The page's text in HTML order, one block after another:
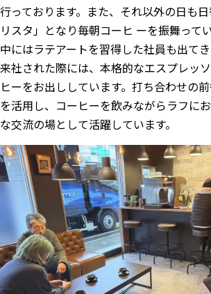
行っております。また、それ以外の日も
リスタ」となり毎朝コーヒ ーを振舞って
中にはラテアートを習得した社員も出て
来社された際には、本格的なエスプレッ
ヒーをお出ししています。打ち合わせの
を活用し、コーヒーを飲みながらラフに
な交流の場として活躍しています。